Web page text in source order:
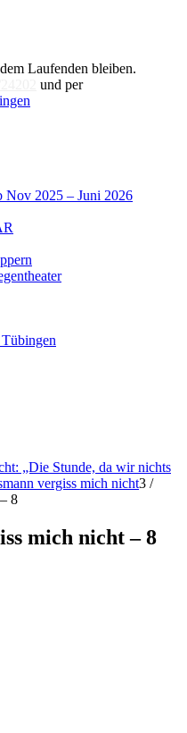
Laufenden bleiben.
und per
Nov 2025 – Juni 2026
„Die Stunde, da wir nichts
vergiss mich nicht3 /
8
mich nicht – 8